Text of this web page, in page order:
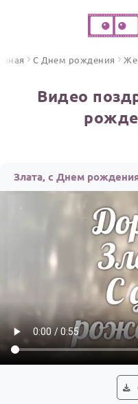
ПО ФОРМАТУ
Открытки
Стихи и тексты
С Днем рождения
Свадьба
Выпускной HOT
Календарь
ИНСТРУМЕНТЫ
ОТЗЫВЫ
С Днем рождения
Видео
Злата, с Днем